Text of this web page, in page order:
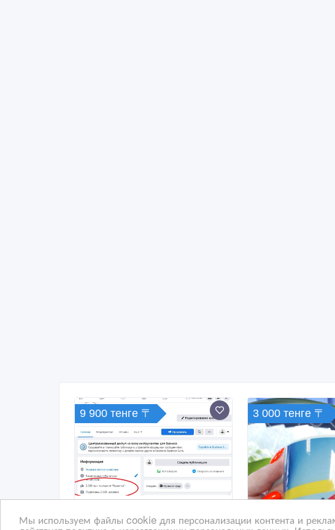
Мы используем файлы cookie для персонализации контента и
9 900 тенге 〒 3 000 тенге 〒